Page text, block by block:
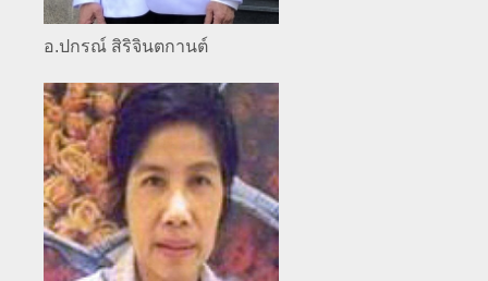
อ.ปกรณ์ สิริจินตกานต์